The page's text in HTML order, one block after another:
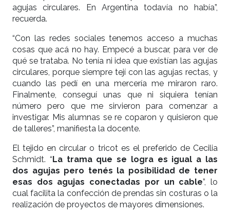
agujas circulares. En Argentina todavía no había”,
recuerda.
“Con las redes sociales tenemos acceso a muchas
cosas que acá no hay. Empecé a buscar, para ver de
qué se trataba. No tenía ni idea que existían las agujas
circulares, porque siempre tejí con las agujas rectas, y
cuando las pedí en una mercería me miraron raro.
Finalmente, conseguí unas que ni siquiera tenían
número pero que me sirvieron para comenzar a
investigar. Mis alumnas se re coparon y quisieron que
de talleres”, manifiesta la docente.
El tejido en circular o tricot es el preferido de Cecilia
Schmidt. “La trama que se logra es igual a las
dos agujas pero tenés la posibilidad de tener
esas dos agujas conectadas por un cable”, lo
cual facilita la confección de prendas sin costuras o la
realización de proyectos de mayores dimensiones.